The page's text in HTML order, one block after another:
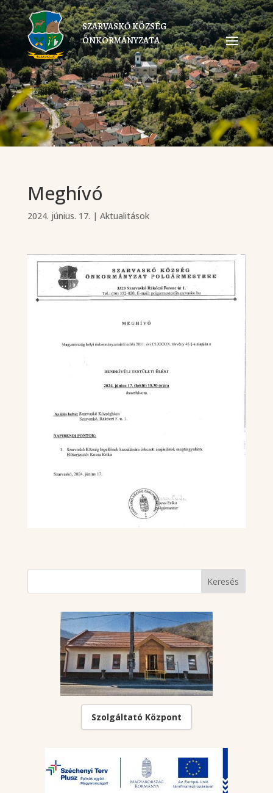
SZARVASKŐ KÖZSÉG
ÖNKORMÁNYZATA
Meghívó
2024. június. 17. | Aktualitások
Szolgáltató Központ